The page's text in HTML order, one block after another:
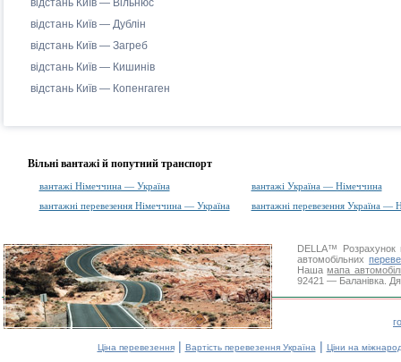
відстань Київ — Вільнюс
відстань Київ — Дублін
відстань Київ — Загреб
відстань Київ — Кишинів
відстань Київ — Копенгаген
Вільні вантажі й попутний транспорт
вантажі Німеччина — Україна
вантажі Україна — Німеччина
вантажні перевезення Німеччина — Україна
вантажні перевезення Україна —
DELLA™
Розрахунок
автомобільних
Нашамапа
92421 — Баланівка.
Ціна перевезення| Вартість перевезення Україна | Ціни на